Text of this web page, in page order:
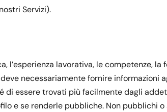
Servizi).
l’esperienza lavorativa, le competenze, la
necessariamente fornire informazioni
di essere trovati più facilmente dagli
e se renderle pubbliche. Non pubblichi o